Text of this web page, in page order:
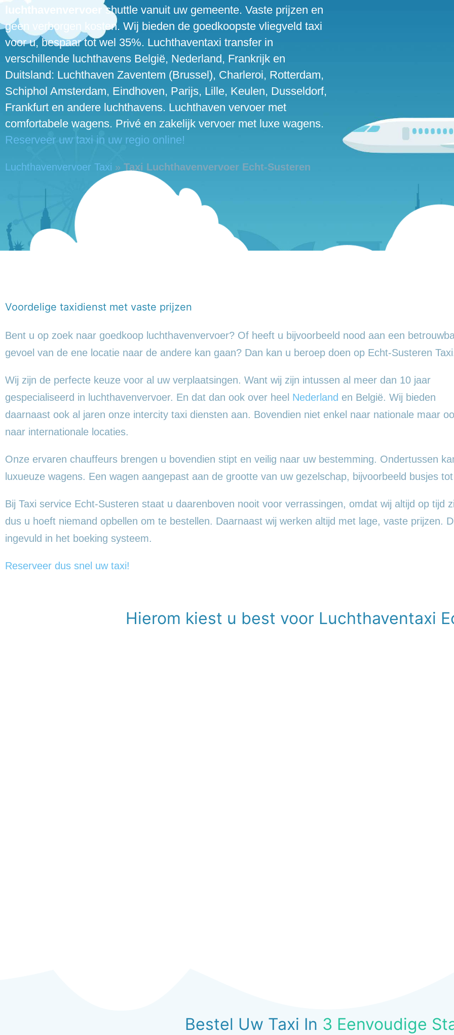
luchthavenvervoer
shuttle vanuit uw gemeente. Vaste prijzen en
geen verborgen kosten. Wij bieden de goedkoopste vliegveld taxi
voor u, bespaar tot wel 35%. Luchthaventaxi transfer in
verschillende luchthavens België, Nederland, Frankrijk en
Duitsland: Luchthaven Zaventem (Brussel), Charleroi, Rotterdam,
Schiphol Amsterdam, Eindhoven, Parijs, Lille, Keulen, Dusseldorf,
Frankfurt en andere luchthavens. Luchthaven vervoer met
comfortabele wagens. Privé en zakelijk vervoer met luxe wagens.
Reserveer uw taxi in uw regio online!
Luchthavenvervoer Taxi » Taxi Luchthavenvervoer Echt-Susteren
Voordelige taxidienst met vaste prijzen
Bent u op zoek naar goedkoop luchthavenvervoer? Of heeft u bijvoorbeeld nood aan een
gevoel van de ene locatie naar de andere kan gaan? Dan kan u beroep doen op Echt-Susteren
Wij zijn de perfecte keuze voor al uw verplaatsingen. Want wij zijn intussen al meer dan 10 jaar
gespecialiseerd in luchthavenvervoer. En dat dan ook over heel Nederland en België. Wij bieden
daarnaast ook al jaren onze intercity taxi diensten aan. Bovendien niet enkel naar nationale maar
naar internationale locaties.
Onze ervaren chauffeurs brengen u bovendien stipt en veilig naar uw bestemming. Ondertussen
luxueuze wagens. Een wagen aangepast aan de grootte van uw gezelschap, bijvoorbeeld busjes
Bij Taxi service Echt-Susteren staat u daarenboven nooit voor verrassingen, omdat wij altijd op tijd
dus u hoeft niemand opbellen om te bestellen. Daarnaast wij werken altijd met lage, vaste prijzen.
ingevuld in het boeking systeem.
Reserveer dus snel uw taxi!
Hierom kiest u best voor Luchthaventaxi
Bestel Uw Taxi In 3 Eenvoudige